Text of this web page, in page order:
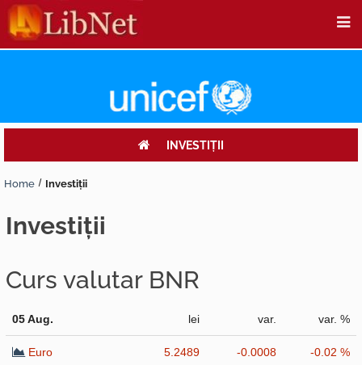
INVESTIŢII
Home Investiţii
investiţii
Curs valutar BNR
05 Aug. lei var. var. %
Euro 5.2489 -0.0008 -0.02 %